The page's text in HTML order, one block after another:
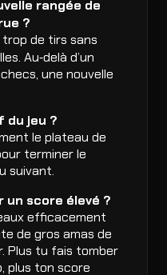
rangée de
?
de tirs sans
Au‑delà d’un
une nouvelle
du jeu ?
le plateau de
terminer le
suivant.
un score élevé ?
efficacement
de gros amas de
Plus tu fais tomber
plus ton score